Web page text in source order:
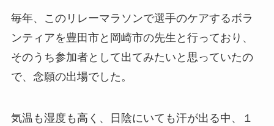
毎年、このリレーマラソンで選手のケアするボラ
ンティアを豊田市と岡崎市の先生と行っており、
そのうち参加者として出てみたいと思っていたの
で、念願の出場でした。
気温も湿度も高く、日陰にいても汗が出る中、１